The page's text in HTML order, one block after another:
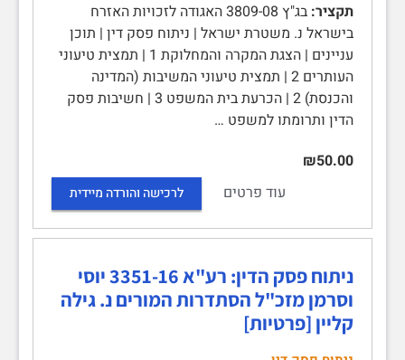
תקציר:
בג"ץ 3809-08 האגודה לזכויות האזרח
בישראל נ. משטרת ישראל | ניתוח פסק דין | תוכן
עניינים | הצגת המקרה והמחלוקת 1 | תמצית טיעוני
העותרים 2 | תמצית טיעוני המשיבות (המדינה
והכנסת) 2 | הכרעת בית המשפט 3 | חשיבות פסק
הדין ותרומתו למשפט …
₪50.00
עוד פרטים
לרכישה והורדה מיידית
ניתוח פסק הדין: רע"א 3351-16 יוסי
וסרמן מזכ"ל הסתדרות המורים נ. גילה
קליין [פרטיות]